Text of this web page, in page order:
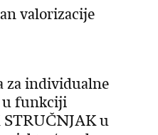
valorizacije
za individualne
u funkciji
u